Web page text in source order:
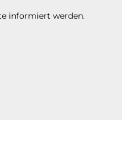
informiert werden.